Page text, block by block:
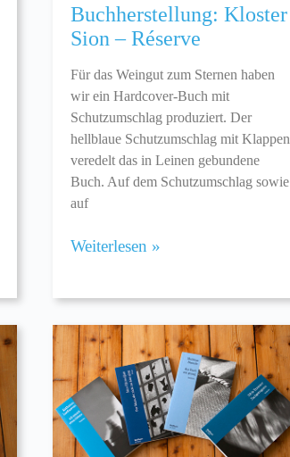
Buchherstellung: Kloster
Sion – Réserve
Für das Weingut zum Sternen haben
wir ein Hardcover-Buch mit
Schutzumschlag produziert. Der
hellblaue Schutzumschlag mit Klappen
veredelt das in Leinen gebundene
Buch. Auf dem Schutzumschlag sowie
auf
Weiterlesen »